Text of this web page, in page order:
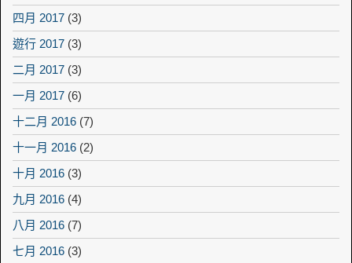
四月 2017 (3)
遊行 2017 (3)
二月 2017 (3)
一月 2017 (6)
十二月 2016 (7)
十一月 2016 (2)
十月 2016 (3)
九月 2016 (4)
八月 2016 (7)
七月 2016 (3)